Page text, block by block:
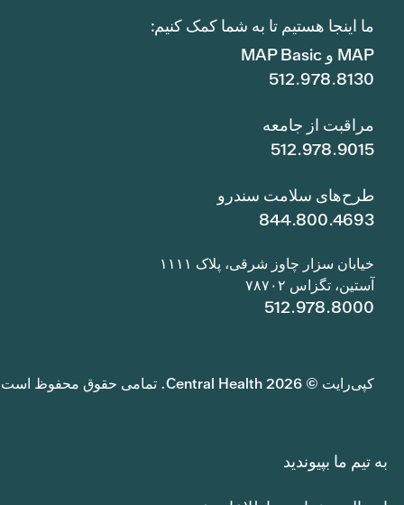
ما اینجا هستیم تا به شما کمک کنیم:
MAP و MAP Basic
512.978.8130
مراقبت از جامعه
512.978.9015
طرح‌های سلامت سندرو
844.800.4693
خیابان سزار چاوز شرقی، پلاک ۱۱۱۱
آستین، تگزاس ۷۸۷۰۲
512.978.8000
کپی‌رایت © 2026 Central Health. تمامی حقوق محفوظ است.
به تیم ما بپیوندید